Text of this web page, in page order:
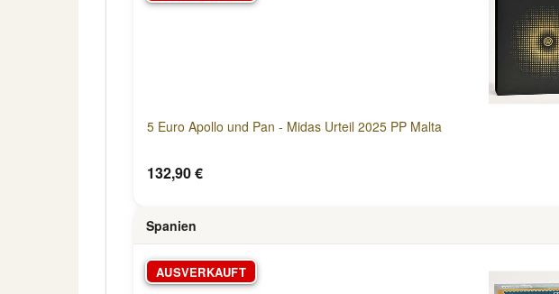
5 Euro Apollo und Pan - Midas Urteil 2025 PP Malta
132,90 €
Spanien
AUSVERKAUFT